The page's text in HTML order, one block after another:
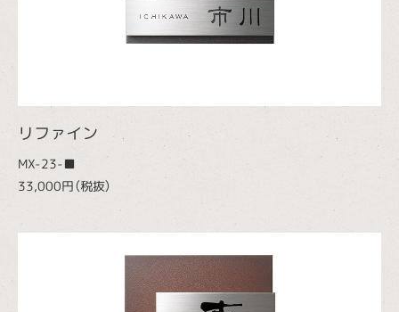
リファイン
MX-23-■
33,000円（税抜）